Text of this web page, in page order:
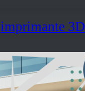
imprimante 3D